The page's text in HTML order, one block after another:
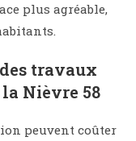
plus agréable,
travaux
Nièvre 58
peuvent coûter